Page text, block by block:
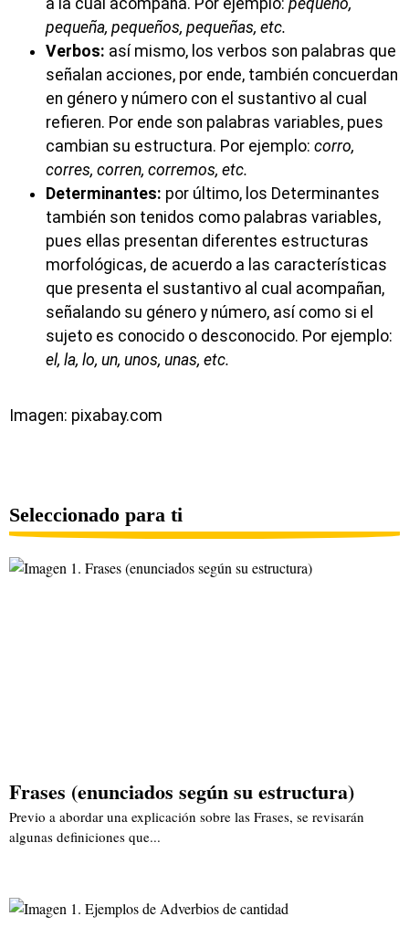
pequeña, pequeños, pequeñas, etc.
Verbos: así mismo, los verbos son palabras que
señalan acciones, por ende, también concuerdan
en género y número con el sustantivo al cual
refieren. Por ende son palabras variables, pues
cambian su estructura. Por ejemplo: corro,
corres, corren, corremos, etc.
Determinantes: por último, los Determinantes
también son tenidos como palabras variables,
pues ellas presentan diferentes estructuras
morfológicas, de acuerdo a las características
que presenta el sustantivo al cual acompañan,
señalando su género y número, así como si el
sujeto es conocido o desconocido. Por ejemplo:
el, la, lo, un, unos, unas, etc.
Imagen: pixabay.com
Seleccionado para ti
Frases (enunciados según su estructura)
Previo a abordar una explicación sobre las Frases, se revisarán
algunas definiciones que...